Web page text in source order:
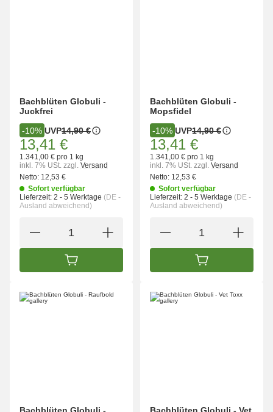
Bachblüten Globuli -
Juckfrei
-10% UVP14,90 €
13,41 €
1.341,00 € pro 1 kg
inkl. 7% USt. zzgl. Versand
Netto: 12,53 €
Sofort verfügbar
Lieferzeit: 2 - 5 Werktage (DE -
Ausland abweichend)
IN DEN WARENKORB
Bachblüten Globuli -
Mopsfidel
-10% UVP14,90 €
13,41 €
1.341,00 € pro 1 kg
inkl. 7% USt. zzgl. Versand
Netto: 12,53 €
Sofort verfügbar
Lieferzeit: 2 - 5 Werktage (DE -
Ausland abweichend)
IN DEN